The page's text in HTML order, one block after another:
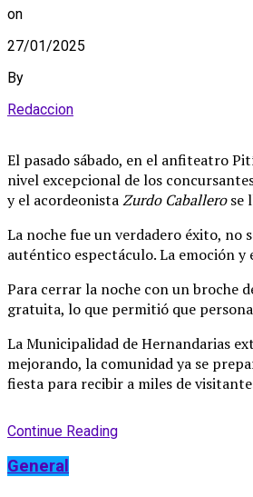
on
27/01/2025
By
Redaccion
El pasado sábado, en el anfiteatro
nivel excepcional de los
y el acordeonistaZurdo Caballerose
La noche fue un verdadero éxito, no
auténtico espectáculo. La emoción
Para cerrar la noche con un broche
gratuita, lo que permitió que
La Municipalidad de Hernandarias
mejorando, la comunidad ya se
fiesta para recibir a miles de
Continue Reading
General